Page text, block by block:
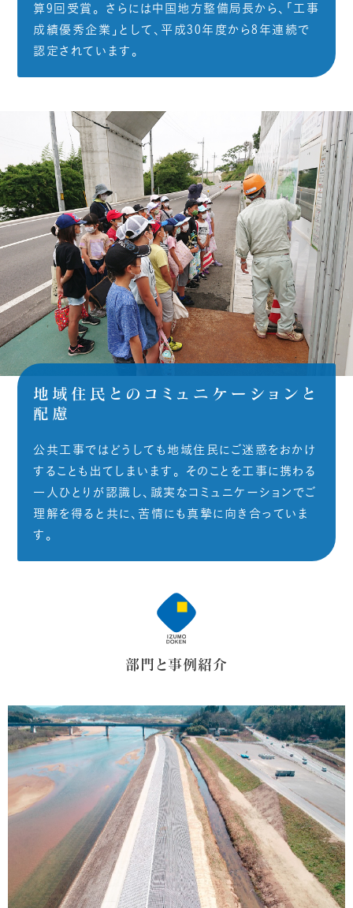
算9回受賞。 さらには中国地方整備局長から、「工事
成績優秀企業」として、平成30年度から8年連続で
認定されています。
地域住民とのコミュニケーションと
配慮
公共工事ではどうしても地域住民にご迷惑をおかけ
することも出てしまいます。 そのことを工事に携わる
一人ひとりが認識し、誠実なコミュニケーションでご
理解を得ると共に、苦情にも真摯に向き合っていま
す。
部門と事例紹介